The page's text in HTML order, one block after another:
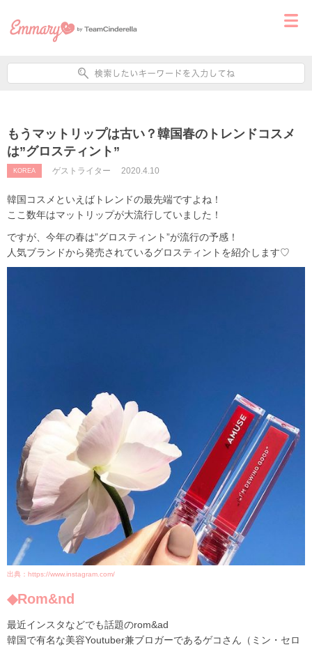
もうマットリップは古い？韓国春のトレンドコスメ
は”グロスティント”
KOREA ゲストライター 2020.4.10
韓国コスメといえばトレンドの最先端ですよね！
ここ数年はマットリップが大流行していました！
ですが、今年の春は”グロスティント”が流行の予感！
人気ブランドから発売されているグロスティントを紹介します♡
出典：https://www.instagram.com/
◆Rom&nd
最近インスタなどでも話題のrom&ad
韓国で有名な美容Youtuber兼ブロガーであるゲコさん（ミン・セロ